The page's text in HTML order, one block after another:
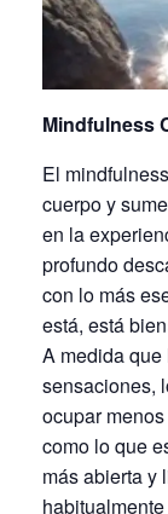
Mindfulness
El
cuerpo y
en la
profundo
con lo más
está, está
A medida
sensaciones,
ocupar
como lo que
más abierta y